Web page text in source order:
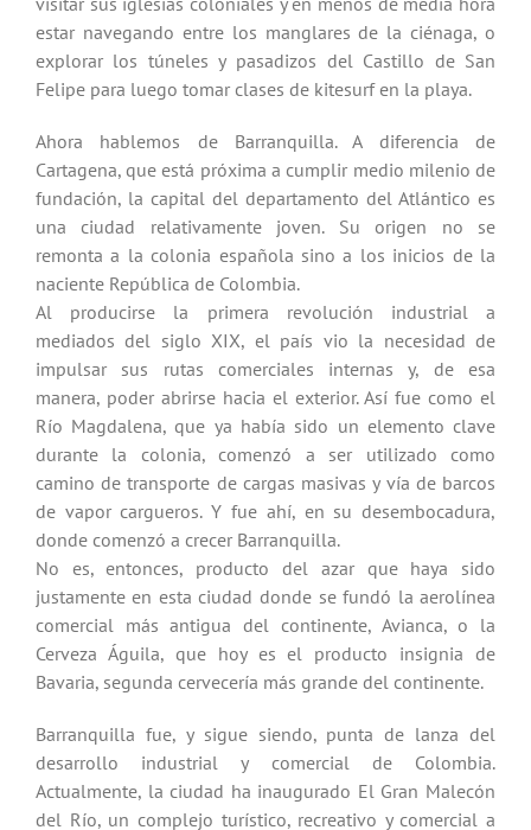
estar navegando entre los manglares de la ciénaga, o
explorar los túneles y pasadizos del Castillo de San
Felipe para luego tomar clases de kitesurf en la playa.
Ahora hablemos de Barranquilla. A diferencia de
Cartagena, que está próxima a cumplir medio milenio de
fundación, la capital del departamento del Atlántico es
una ciudad relativamente joven. Su origen no se
remonta a la colonia española sino a los inicios de la
naciente República de Colombia.
Al producirse la primera revolución industrial a
mediados del siglo XIX, el país vio la necesidad de
impulsar sus rutas comerciales internas y, de esa
manera, poder abrirse hacia el exterior. Así fue como el
Río Magdalena, que ya había sido un elemento clave
durante la colonia, comenzó a ser utilizado como
camino de transporte de cargas masivas y vía de barcos
de vapor cargueros. Y fue ahí, en su desembocadura,
donde comenzó a crecer Barranquilla.
No es, entonces, producto del azar que haya sido
justamente en esta ciudad donde se fundó la aerolínea
comercial más antigua del continente, Avianca, o la
Cerveza Águila, que hoy es el producto insignia de
Bavaria, segunda cervecería más grande del continente.
Barranquilla fue, y sigue siendo, punta de lanza del
desarrollo industrial y comercial de Colombia.
Actualmente, la ciudad ha inaugurado El Gran Malecón
del Río, un complejo turístico, recreativo y comercial a